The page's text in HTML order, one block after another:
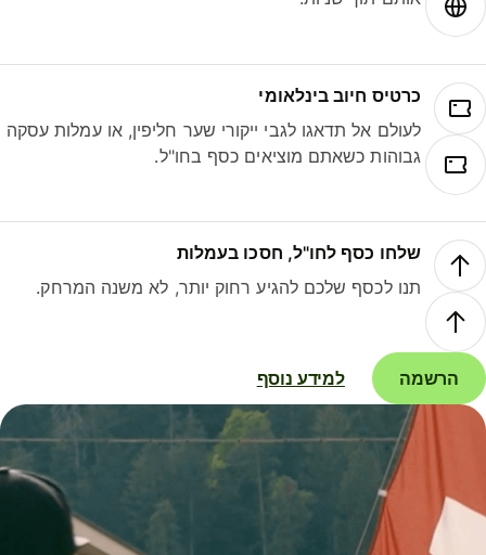
כרטיס חיוב בינלאומי
לעולם אל תדאגו לגבי ייקורי שער חליפין, או עמלות עסקה
גבוהות כשאתם מוציאים כסף בחו"ל.
שלחו כסף לחו"ל, חסכו בעמלות
תנו לכסף שלכם להגיע רחוק יותר, לא משנה המרחק.
הרשמה למידע נוסף